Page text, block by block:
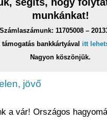
munkánkat!
Számlaszámunk: 11705008 –
támogatás bankkártyával itt
Nagyon köszönjük.
jövő
a vár! Országos